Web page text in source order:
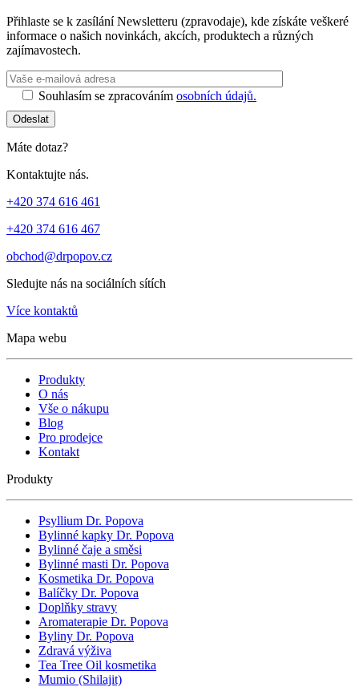
Přihlaste se k zasílání Newsletteru (zpravodaje), kde získáte veškeré
informace o našich novinkách, akcích, produktech a různých
zajímavostech.
Souhlasím se zpracováním osobních údajů.
Odeslat
Máte dotaz?
Kontaktujte nás.
+420 374 616 461
+420 374 616 467
obchod@drpopov.cz
Sledujte nás na sociálních sítích
Více kontaktů
Mapa webu
Produkty
O nás
Vše o nákupu
Blog
Pro prodejce
Kontakt
Produkty
Psyllium Dr. Popova
Bylinné kapky Dr. Popova
Bylinné čaje a směsi
Bylinné masti Dr. Popova
Kosmetika Dr. Popova
Balíčky Dr. Popova
Doplňky stravy
Aromaterapie Dr. Popova
Byliny Dr. Popova
Zdravá výživa
Tea Tree Oil kosmetika
Mumio (Shilajit)